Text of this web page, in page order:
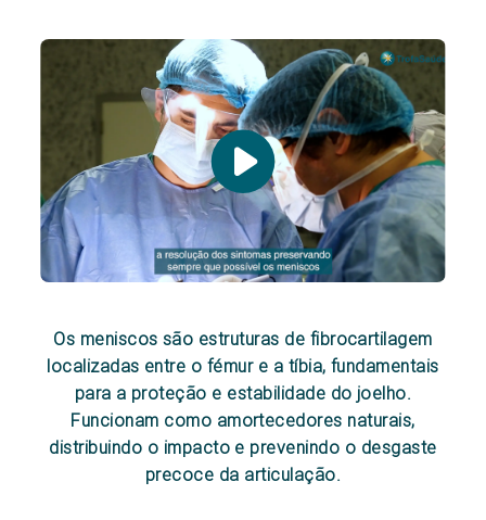
Os meniscos são estruturas de fibrocartilagem
localizadas entre o fémur e a tíbia, fundamentais
para a proteção e estabilidade do joelho.
Funcionam como amortecedores naturais,
distribuindo o impacto e prevenindo o desgaste
precoce da articulação.